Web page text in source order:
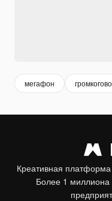
мегафон
Креативная
Более 1 миллиона